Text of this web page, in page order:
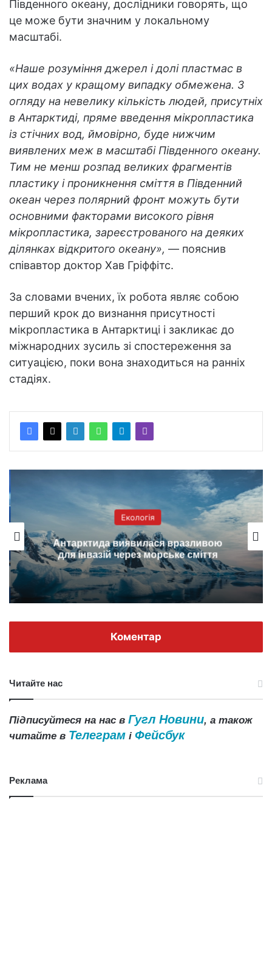
Південного океану, дослідники говорять, що
це може бути значним у локальному
масштабі.
«Наше розуміння джерел і долі пластмас в
цих водах у кращому випадку обмежена. З
огляду на невелику кількість людей, присутніх
в Антарктиді, пряме введення мікропластика
із стічних вод, ймовірно, буде нижчим
виявлених меж в масштабі Південного океану.
Тим не менш розпад великих фрагментів
пластику і проникнення сміття в Південний
океан через полярний фронт можуть бути
основними факторами високого рівня
мікропластика, зареєстрованого на деяких
ділянках відкритого океану», — пояснив
співавтор доктор Хав Гріффітс.
За словами вчених, їх робота являє собою
перший крок до визнання присутності
мікропластика в Антарктиці і закликає до
міжнародних зусиль зі спостереження за
ситуацією, поки вона знаходиться на ранніх
стадіях.
Екологія
Антарктида виявилася вразливою
для інвазій через морське сміття
Коментар
Читайте нас
Підписуйтеся на нас в Гугл Новини, а також
читайте в Телеграм і Фейсбук
Реклама